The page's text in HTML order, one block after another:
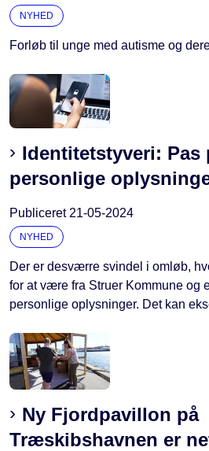
NYHED
Forløb til unge med autisme og
Identitetstyveri: Pas
personlige
Publiceret 21-05-2024
NYHED
Der er desværre svindel i omløb,
for at være fra Struer Kommune og
personlige oplysninger. Det kan
Ny Fjordpavillon på
Træskibs­havnen er